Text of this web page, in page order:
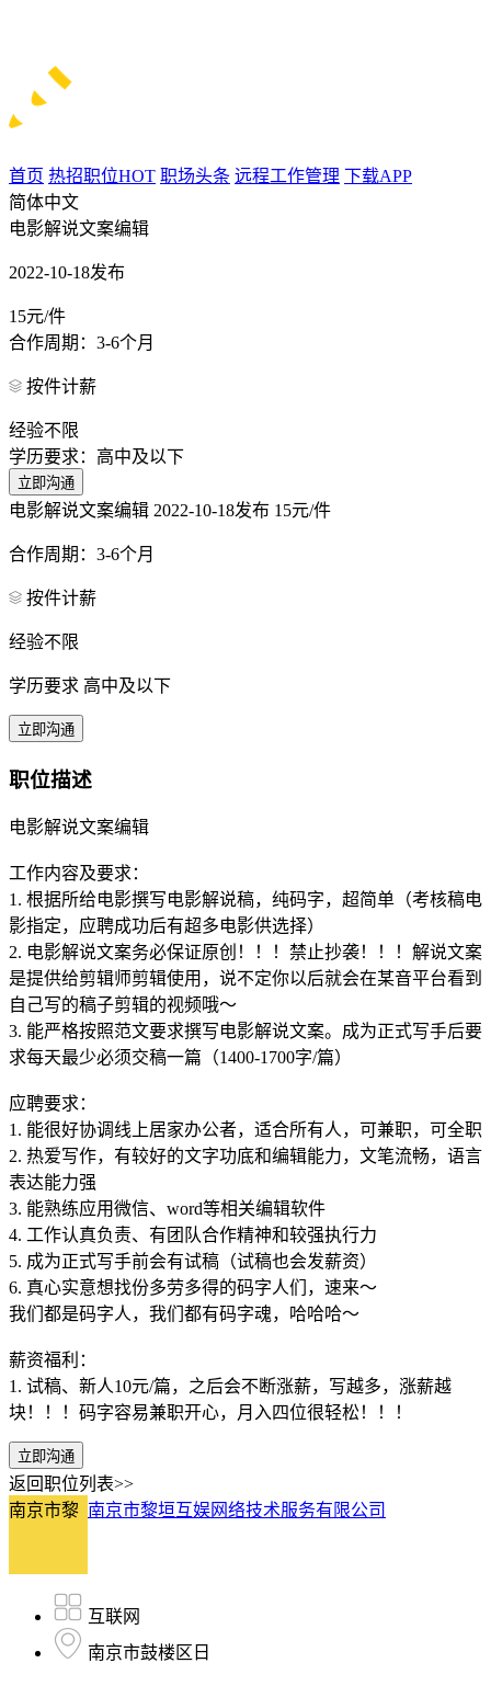
首页 热招职位HOT 职场头条 远程工作管理 下载APP
简体中文
电影解说文案编辑
2022-10-18发布
15元/件
合作周期：3-6个月
按件计薪
经验不限
学历要求：高中及以下
立即沟通
电影解说文案编辑 2022-10-18发布 15元/件
合作周期：3-6个月
按件计薪
经验不限
学历要求 高中及以下
立即沟通
职位描述
电影解说文案编辑
工作内容及要求：
1. 根据所给电影撰写电影解说稿，纯码字，超简单（考核稿电
影指定，应聘成功后有超多电影供选择）
2. 电影解说文案务必保证原创！！！禁止抄袭！！！解说文案
是提供给剪辑师剪辑使用，说不定你以后就会在某音平台看到
自己写的稿子剪辑的视频哦～
3. 能严格按照范文要求撰写电影解说文案。成为正式写手后要
求每天最少必须交稿一篇（1400-1700字/篇）
应聘要求：
1. 能很好协调线上居家办公者，适合所有人，可兼职，可全职
2. 热爱写作，有较好的文字功底和编辑能力，文笔流畅，语言
表达能力强
3. 能熟练应用微信、word等相关编辑软件
4. 工作认真负责、有团队合作精神和较强执行力
5. 成为正式写手前会有试稿（试稿也会发薪资）
6. 真心实意想找份多劳多得的码字人们，速来～
我们都是码字人，我们都有码字魂，哈哈哈～
薪资福利：
1. 试稿、新人10元/篇，之后会不断涨薪，写越多，涨薪越
块！！！码字容易兼职开心，月入四位很轻松！！！
立即沟通
返回职位列表>>
南京市黎 南京市黎垣互娱网络技术服务有限公司
互联网
南京市鼓楼区日